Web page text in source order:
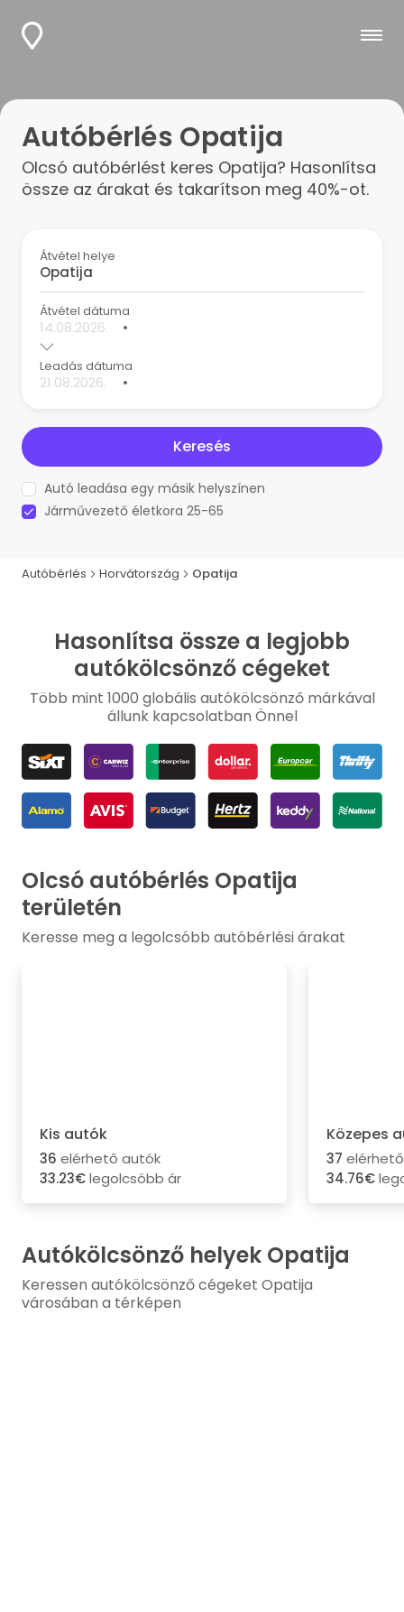
Autóbérlés Opatija
Olcsó autóbérlést keres Opatija? Hasonlítsa
össze az árakat és takarítson meg 40%-ot.
Átvétel helye
Átvétel dátuma
•
Leadás dátuma
•
Keresés
Autó leadása egy másik helyszínen
Járművezető életkora 25-65
Autóbérlés Horvátország Opatija
Hasonlítsa össze a legjobb
autókölcsönző cégeket
Több mint 1000 globális autókölcsönző márkával
állunk kapcsolatban Önnel
Olcsó autóbérlés Opatija
területén
Keresse meg a legolcsóbb autóbérlési árakat
Kis autók
36 elérhető autók
33.23€legolcsóbb ár
Közepes
37
34.76€
Autókölcsönző helyek Opatija
Keressen autókölcsönző cégeket Opatija
városában a térképen